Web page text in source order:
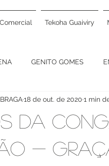
Comercial Tekoha Guaiviry
GENITO GOMES
ALIMENTAÇÃO
DA
-
18 de out. de 2020 1 min